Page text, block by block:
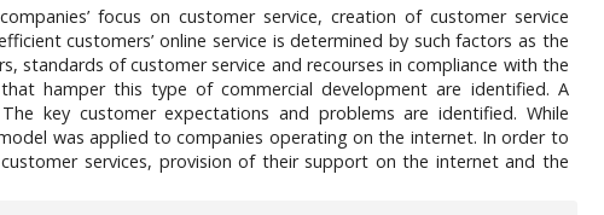
focus on customer service, creation of customer service
customers’ online service is determined by such factors as the
standards of customer service and recourses in compliance with the
hamper this type of commercial development are identified. A
key customer expectations and problems are identified. While
was applied to companies operating on the internet. In order to
services, provision of their support on the internet and the